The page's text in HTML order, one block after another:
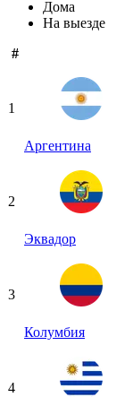
Дома
На выезде
#
1
Аргентина
2
Эквадор
3
Колумбия
4